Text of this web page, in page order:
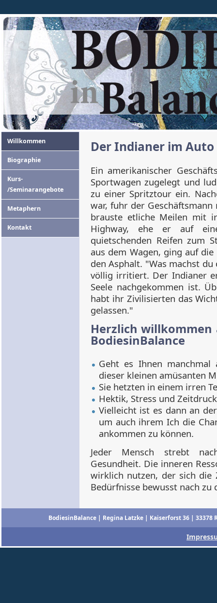
Willkommen
Biographie
Kurs-
/Seminarangebote
Metaphern
Kontakt
Der Indianer im Auto
Ein amerikanischer
Sportwagen zugelegt und
zu einer Spritztour ein.
war, fuhr der
brauste etliche Meilen mit
Highway, ehe er auf
quietschenden Reifen zum
aus dem Wagen, ging auf
den Asphalt. "Was machst
völlig irritiert. Der Indianer
Seele nachgekommen ist.
habt ihr Zivilisierten das
gelassen."
Herzlich willkommen
BodiesinBalance
Geht es Ihnen
dieser kleinen amüsanten
Sie hetzten in einem irren
Hektik, Stress und
Vielleicht ist es dann an
um auch ihrem Ich die
ankommen zu können.
Jeder Mensch strebt
Gesundheit. Die inneren
wirklich nutzen, der sich die
Bedürfnisse bewusst nach zu
BodiesinBalance | Regina Latzke | Kaiserforst 36 | 33378